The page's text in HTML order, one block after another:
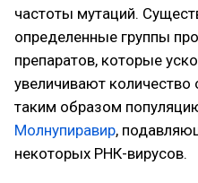
частоты мутаций.
определенные группы
препаратов, которые
увеличивают
таким образом
Молнупиравир,
некоторых РНК-вирусов.